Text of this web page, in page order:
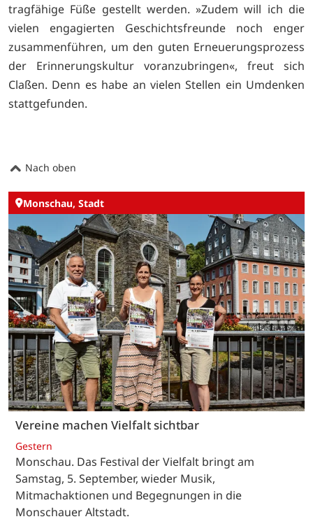
tragfähige Füße gestellt werden. »Zudem will ich die
vielen engagierten Geschichtsfreunde noch enger
zusammenführen, um den guten Erneuerungsprozess
der Erinnerungskultur voranzubringen«, freut sich
Claßen. Denn es habe an vielen Stellen ein Umdenken
stattgefunden.
Nach oben
Monschau, Stadt
Vereine machen Vielfalt sichtbar
Gestern
Monschau. Das Festival der Vielfalt bringt am
Samstag, 5. September, wieder Musik,
Mitmachaktionen und Begegnungen in die
Monschauer Altstadt.